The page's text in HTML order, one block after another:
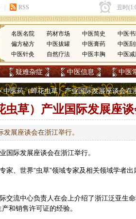
名医名院 药材市场 中医简史 中医
偏方秘方
中医拔罐 中医膏药 中医
中医针灸
自然疗法 中医丰胸 中医
疑难杂症 中医信息 中医
中医药（蝉花虫草）产业国际发展座谈会在
虫草）产业国际发展座
展座谈会在浙江举行。
国际发展座谈会在浙江举行。
家、世界“虫草”领域专家及相关领域学者
交流中心负责人在会上介绍了浙江泛亚生
和销售许可证的经验。